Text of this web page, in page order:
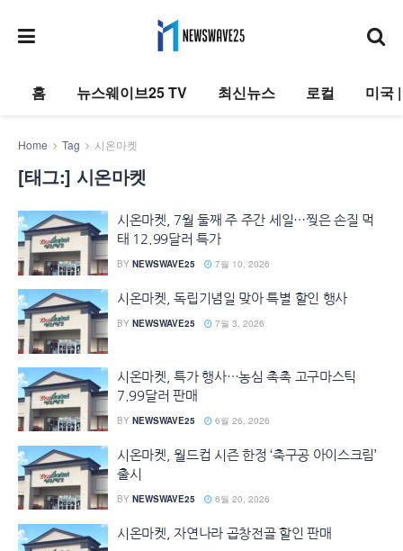
홈 뉴스웨이브25 TV 최신뉴스 로컬 미국
Home Tag 시온마켓
[태그:] 시온마켓
시온마켓, 7월 둘째 주 주간 세일…찢은 손질 먹
태 12.99달러 특가
BY NEWSWAVE25 7월 10, 2026
시온마켓, 독립기념일 맞아 특별 할인 행사
BY NEWSWAVE25 7월 3, 2026
시온마켓, 특가 행사…농심 촉촉 고구마스틱
7.99달러 판매
BY NEWSWAVE25 6월 26, 2026
시온마켓, 월드컵 시즌 한정 ‘축구공 아이스크림’
출시
BY NEWSWAVE25 6월 20, 2026
시온마켓, 자연나라 곱창전골 할인 판매